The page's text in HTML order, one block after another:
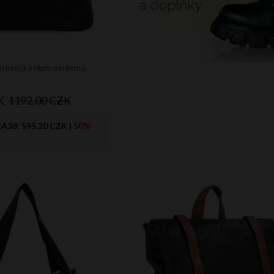
Herisson černá
1192,00 CZK
595.20 CZK | 50%